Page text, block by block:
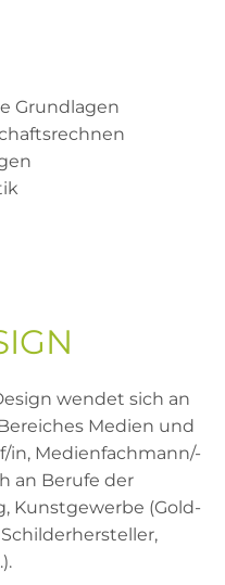
Grundlagen
wendet sich an
Medien und
in, Medienfachmann/-
an Berufe der
Kunstgewerbe (Gold-